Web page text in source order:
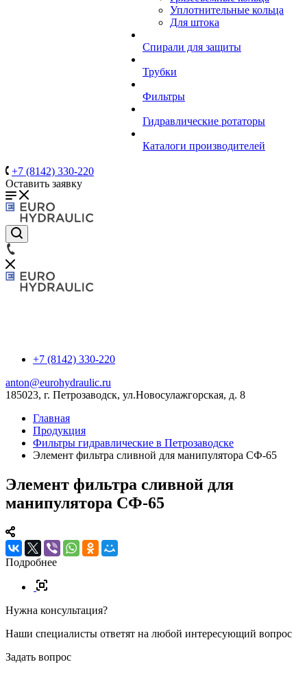
Уплотнительные кольца
Для штока
Спирали для защиты
Трубки
Фильтры
Гидравлические ротаторы
Каталоги производителей
+7 (8142) 330-220
Оставить заявку
+7 (8142) 330-220
anton@eurohydraulic.ru
185023, г. Петрозаводск, ул.Новосулажгорская, д. 8
Главная
Продукция
Фильтры гидравлические в Петрозаводске
Элемент фильтра сливной для манипулятора СФ-65
Элемент фильтра сливной для
манипулятора СФ-65
Подробнее
Нужна консультация?
Наши специалисты ответят на любой интересующий вопрос
Задать вопрос